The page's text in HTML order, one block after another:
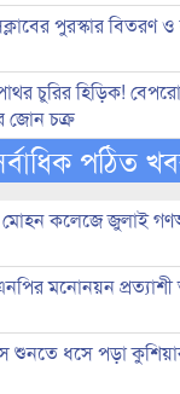
পুরস্কার বিতরণ
চুরির হিড়িক!
জোন চক্র
পঠিত
কলেজে জুলাই
মনোনয়ন
শুনতে ধসে পড়া